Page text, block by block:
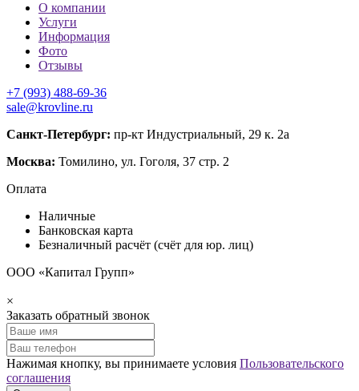
О компании
Услуги
Информация
Фото
Отзывы
+7 (993) 488-69-36
sale@krovline.ru
Санкт-Петербург: пр-кт Индустриальный, 29 к. 2а
Москва: Томилино, ул. Гоголя, 37 стр. 2
Оплата
Наличные
Банковская карта
Безналичный расчёт (счёт для юр. лиц)
ООО «Капитал Групп»
×
Заказать обратный звонок
Нажимая кнопку, вы принимаете условия Пользовательского
соглашения